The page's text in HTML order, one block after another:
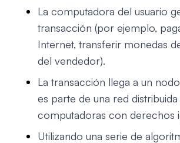
La computadora del usuario
transacción (por ejemplo,
Internet, transferir monedas
del vendedor).
La transacción llega a un
es parte de una red distribuida
computadoras con derechos
Utilizando una serie de